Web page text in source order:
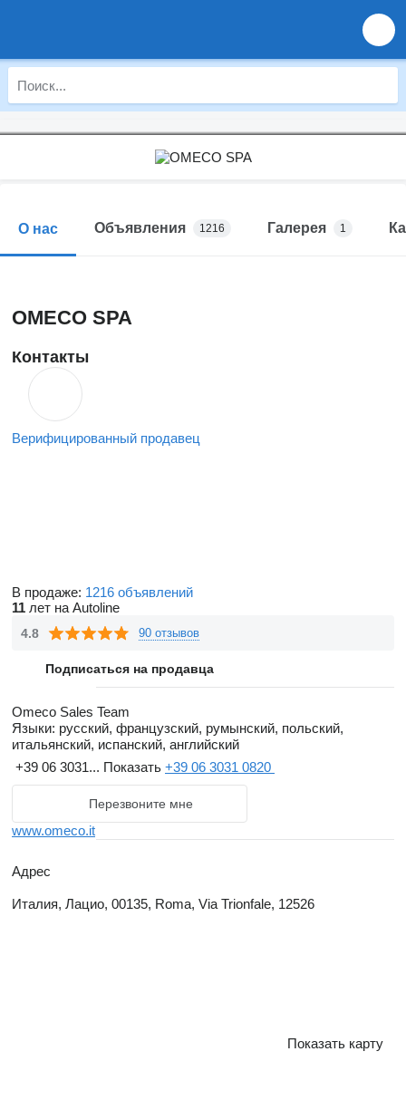
О нас Объявления 1216 Галерея 1
OMECO SPA
Контакты
Верифицированный продавец
В продаже: 1216 объявлений
11 лет на Autoline
4.8 90 отзывов
Подписаться на продавца
Omeco Sales Team
Языки: русский, французский, румынский, польский,
итальянский, испанский, английский
+39 06 3031... Показать +39 06 3031 0820
Перезвоните мне
www.omeco.it
Адрес
Италия, Лацио, 00135, Roma, Via Trionfale, 12526
Показать карту